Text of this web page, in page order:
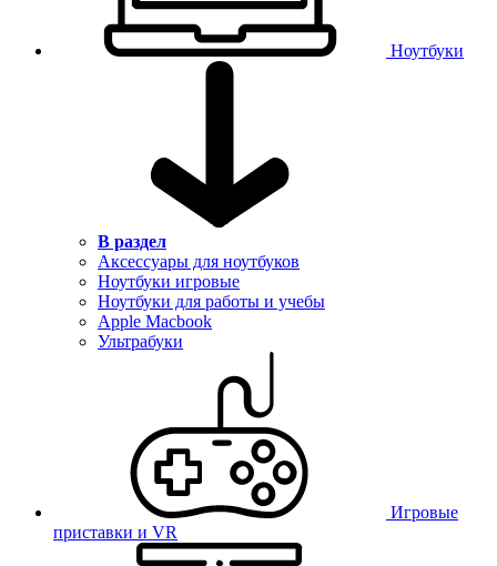
Ноутбуки
В раздел
Аксессуары для ноутбуков
Ноутбуки игровые
Ноутбуки для работы и учебы
Apple Macbook
Ультрабуки
Игровые
приставки и VR